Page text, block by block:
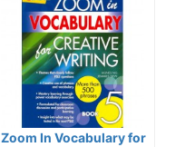
Zoom In Vocabulary for